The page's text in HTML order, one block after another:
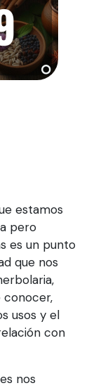
estamos
pero
es un punto
que nos
conocer,
usos y el
con
nos